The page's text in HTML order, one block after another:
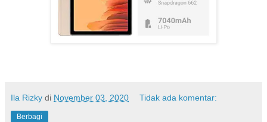
Ila Rizky di November 03, 2020 Tidak ada komentar:
Berbagi